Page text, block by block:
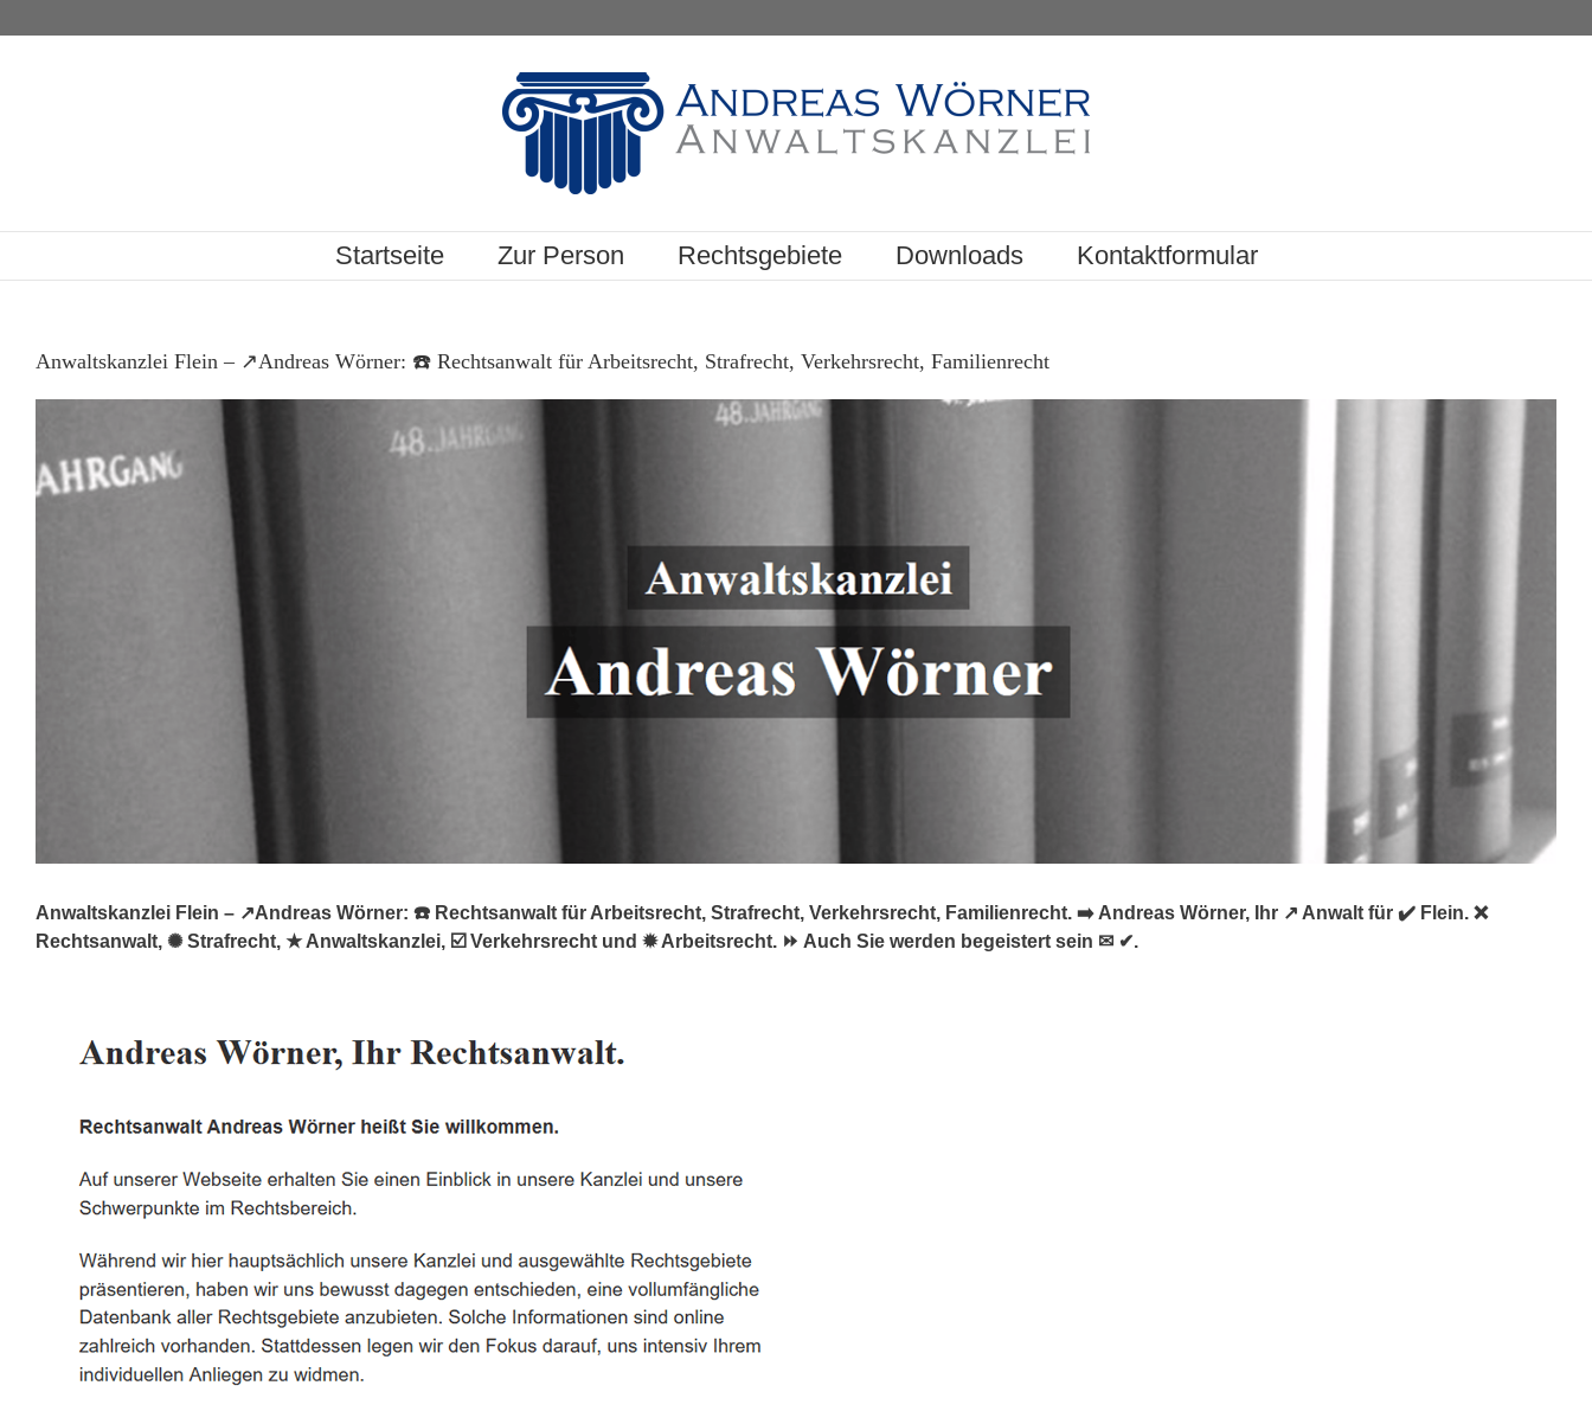
Startseite Zur Person Rechtsgebiete Downloads Kontaktformular
Anwaltskanzlei Flein – ↗️Andreas Wörner: ☎️ Rechtsanwalt für Arbeitsrecht, Strafrecht, Verkehrsrecht, Familienrecht
Anwaltskanzlei Flein – ↗️Andreas Wörner: ☎️ Rechtsanwalt für Arbeitsrecht, Strafrecht, Verkehrsrecht, Familienrecht. ➡️ Andreas Wörner, Ihr ↗️ Anwalt für ✔️ Flein. ❌
Rechtsanwalt, ✺ Strafrecht, ★ Anwaltskanzlei, ☑️ Verkehrsrecht und ✹ Arbeitsrecht. ⏩ Auch Sie werden begeistert sein ✉ ✔.